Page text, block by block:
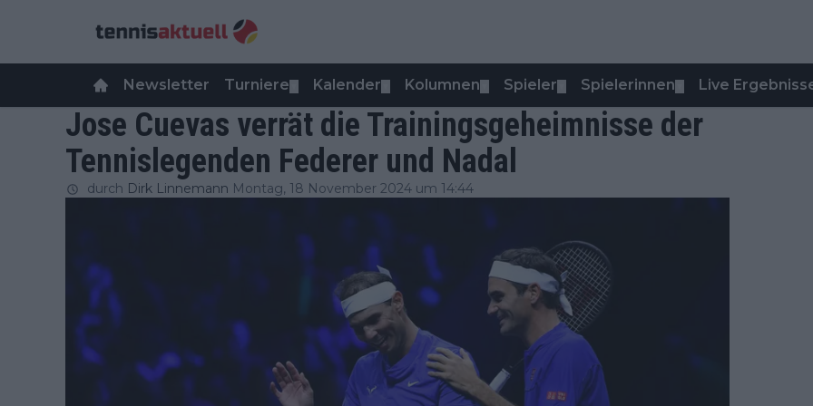
Newsletter Turniere Kalender Kolumnen Spieler Spielerinnen Live
Jose Cuevas verrät die Trainingsgeheimnisse der
Tennislegenden Federer und Nadal
durch Dirk Linnemann Montag, 18 November 2024 um 14:44